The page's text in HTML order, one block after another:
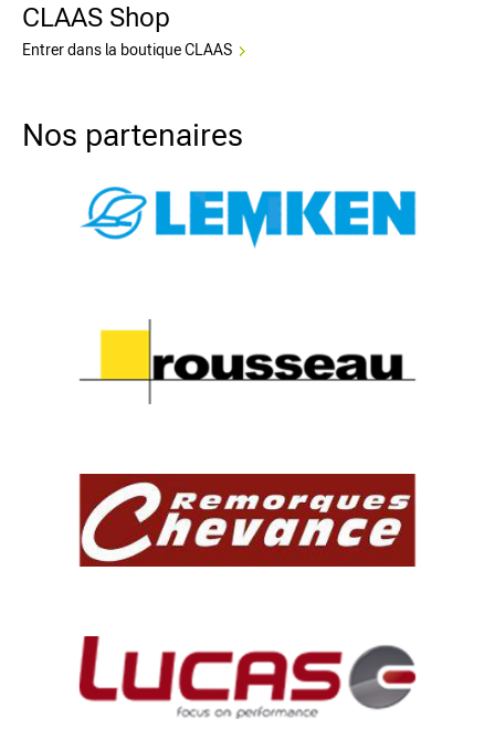
CLAAS Shop
Entrer dans la boutique CLAAS
Nos partenaires